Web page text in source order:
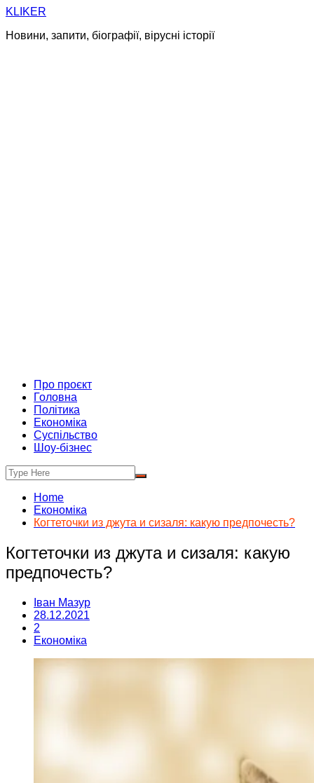
Skip
content
KLIKER
Новини, запити, біографії, вірусні історії
Про проєкт
Головна
Політика
Економіка
Суспільство
Шоу-бізнес
Home
Економіка
Когтеточки из джута и сизаля: какую предпочесть?
Когтеточки из джута и сизаля: какую
предпочесть?
Іван Мазур
28.12.2021
2
Економіка